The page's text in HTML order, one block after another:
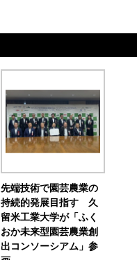
先端技術で園芸農業の
持続的発展目指す 久
留米工業大学が「ふく
おか未来型園芸農業創
出コンソーシアム」参